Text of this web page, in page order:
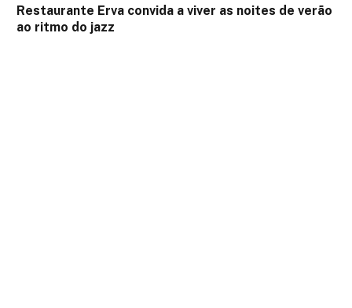
Restaurante Erva convida a viver as noites de verão
ao ritmo do jazz